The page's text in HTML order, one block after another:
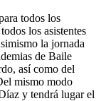
todos los
los asistentes
la jornada
de Baile
así como del
mismo modo
y tendrá lugar el